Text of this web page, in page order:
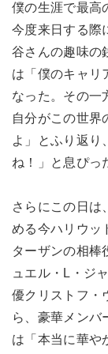
僕の生涯で最高
今度来日する際
谷さんの趣味の
は「僕のキャリ
なった。その一
自分がこの世界
よ」とふり返り
ね！」と息ぴっ
さらにこの日は
める今ハリウッ
ターザンの相棒
ュエル・L・ジ
優クリストフ・
ら、豪華メンバ
は「本当に華や